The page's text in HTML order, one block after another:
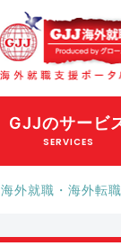
GJJのサービ
SERVICES
海外就職・海外転